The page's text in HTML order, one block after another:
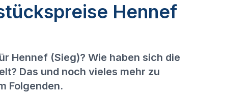
Hennef
Hennef (Sieg)? Wie haben sich die
Das und noch vieles mehr zu
Folgenden.